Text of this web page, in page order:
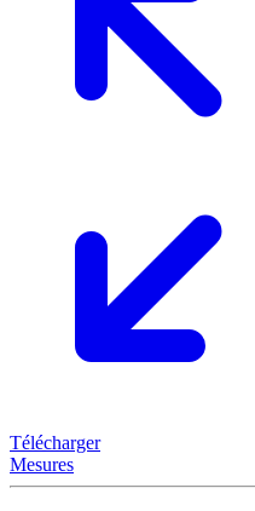
Télécharger
Mesures